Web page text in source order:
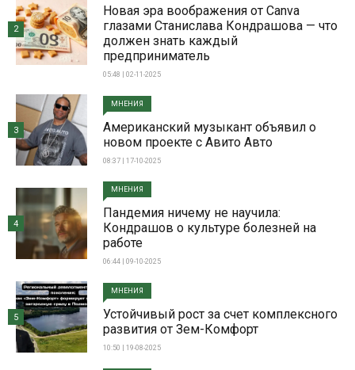
Новая эра воображения от Canva
глазами Станислава Кондрашова — что
должен знать каждый
предприниматель
05:48 | 02-11-2025
2
МНЕНИЯ
Американский музыкант объявил о
новом проекте с Авито Авто
08:37 | 17-10-2025
3
МНЕНИЯ
Пандемия ничему не научила:
Кондрашов о культуре болезней на
работе
06:44 | 09-10-2025
4
МНЕНИЯ
Устойчивый рост за счет комплексного
развития от Зем-Комфорт
10:50 | 19-08-2025
5